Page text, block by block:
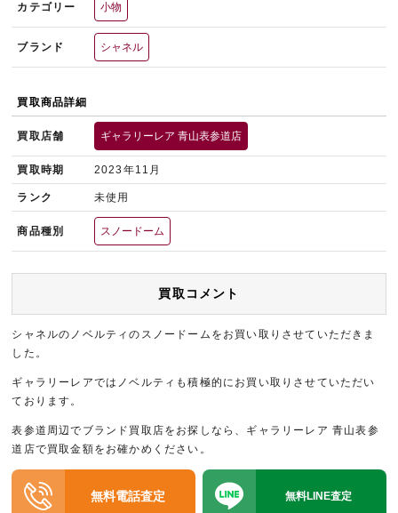
カテゴリー 小物
ブランド シャネル
買取商品詳細
買取店舗 ギャラリーレア 青山表参道店
買取時期 2023年11月
ランク 未使用
商品種別 スノードーム
買取コメント
シャネルのノベルティのスノードームをお買い取りさせていただきま
した。
ギャラリーレアではノベルティも積極的にお買い取りさせていただい
ております。
表参道周辺でブランド買取店をお探しなら、ギャラリーレア 青山表参
道店で買取金額をお確かめください。
無料電話査定 無料LINE査定